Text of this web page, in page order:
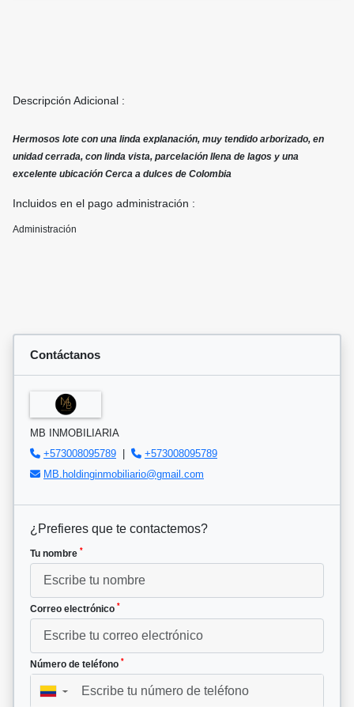
Descripción Adicional :
Hermosos lote con una linda explanación, muy tendido arborizado, en
unidad cerrada, con linda vista, parcelación llena de lagos y una
excelente ubicación Cerca a dulces de Colombia
Incluidos en el pago administración :
Administración
Contáctanos
MB INMOBILIARIA
+573008095789 |
+573008095789
MB.holdinginmobiliario@gmail.com
¿Prefieres que te contactemos?
Tu nombre *
Correo electrónico *
Número de teléfono *
▼